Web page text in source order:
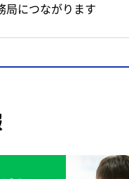
局につながります